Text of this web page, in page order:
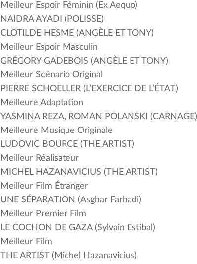
Meilleur Espoir Féminin (Ex Aequo)
NAIDRA AYADI (POLISSE)
CLOTILDE HESME (ANGÈLE ET TONY)
Meilleur Espoir Masculin
GRÉGORY GADEBOIS (ANGÈLE ET TONY)
Meilleur Scénario Original
PIERRE SCHOELLER (L’EXERCICE DE L’ÉTAT)
Meilleure Adaptation
YASMINA REZA, ROMAN POLANSKI (CARNAGE)
Meilleure Musique Originale
LUDOVIC BOURCE (THE ARTIST)
Meilleur Réalisateur
MICHEL HAZANAVICIUS (THE ARTIST)
Meilleur Film Étranger
UNE SÉPARATION (Asghar Farhadi)
Meilleur Premier Film
LE COCHON DE GAZA (Sylvain Estibal)
Meilleur Film
THE ARTIST (Michel Hazanavicius)